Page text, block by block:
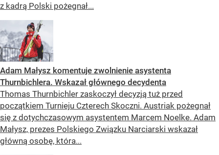
z kadrą Polski pożegnał...
Adam Małysz komentuje zwolnienie asystenta
Thurnbichlera. Wskazał głównego decydenta
Thomas Thurnbichler zaskoczył decyzją tuż przed
początkiem Turnieju Czterech Skoczni. Austriak pożegnał
się z dotychczasowym asystentem Marcem Noelke. Adam
Małysz, prezes Polskiego Związku Narciarski wskazał
główną osobę, która...